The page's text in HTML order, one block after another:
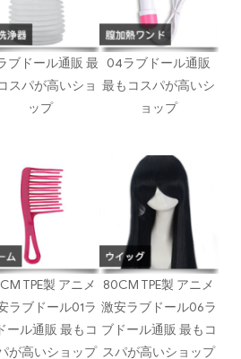
ブドール通販 最
スパが高いショ
ップ
04ラブドール通販
最もコスパが高いシ
ョップ
TPE製 アニメ
ラブドール01ラ
ール通販 最もコ
が高いショップ
80CM TPE製 アニメ
激安ラブドール06ラ
ブドール通販 最もコ
スパが高いショップ